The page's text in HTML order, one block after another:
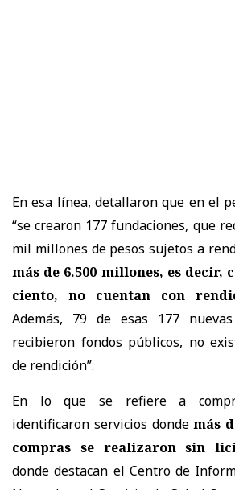
En esa línea, detallaron que en el
“se crearon 177 fundaciones, que
mil millones de pesos sujetos a
más de 6.500 millones, es decir,
ciento, no cuentan con
Además, 79 de esas 177
recibieron fondos públicos, no
de rendición”.
En lo que se refiere a
identificaron servicios dondemás
compras se realizaron sin
donde destacan el Centro de